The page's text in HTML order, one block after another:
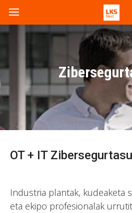
OT + IT
Industria plantak, kudeaketa
eta ekipo profesionalak